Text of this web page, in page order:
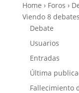
Home › Foros ›
Viendo 8
Debate
Usuarios
Entradas
Última
Fallecimiento